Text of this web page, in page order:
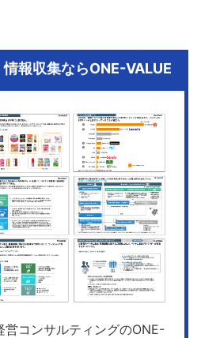
報収集ならONE-VALUE
営コンサルティングのONE-